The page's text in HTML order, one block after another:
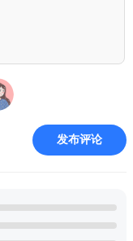
来临!和好友一同并
艺赢得演奏的最高荣
励，自由选择专属于
发布评论